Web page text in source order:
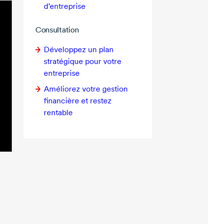
d’entreprise
Consultation
Développez un plan
stratégique pour votre
entreprise
Améliorez votre gestion
financière et restez
rentable